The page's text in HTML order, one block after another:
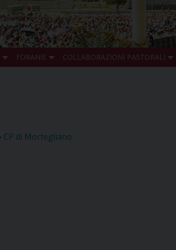
FORANIE COLLABORAZIONI PASTORALI
CP di Mortegliano